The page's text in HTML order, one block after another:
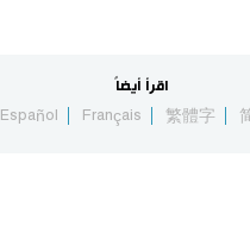
اقرأ أيضاً
繁體字
Français
Español